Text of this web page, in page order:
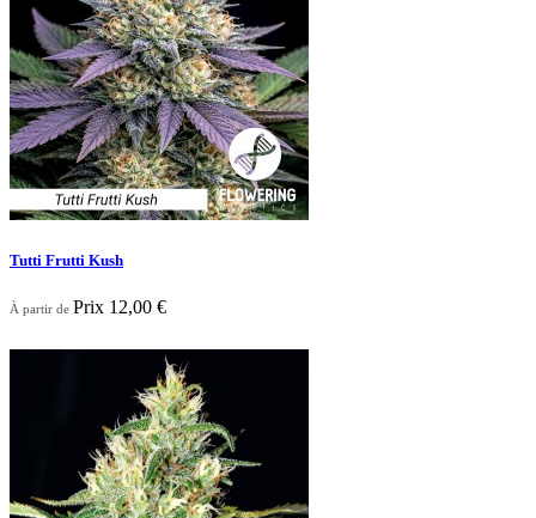
Tutti Frutti Kush
À partir de Prix 12,00 €
Aperçu rapide